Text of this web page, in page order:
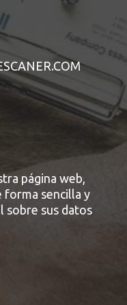
página web,
forma sencilla y
sobre sus datos